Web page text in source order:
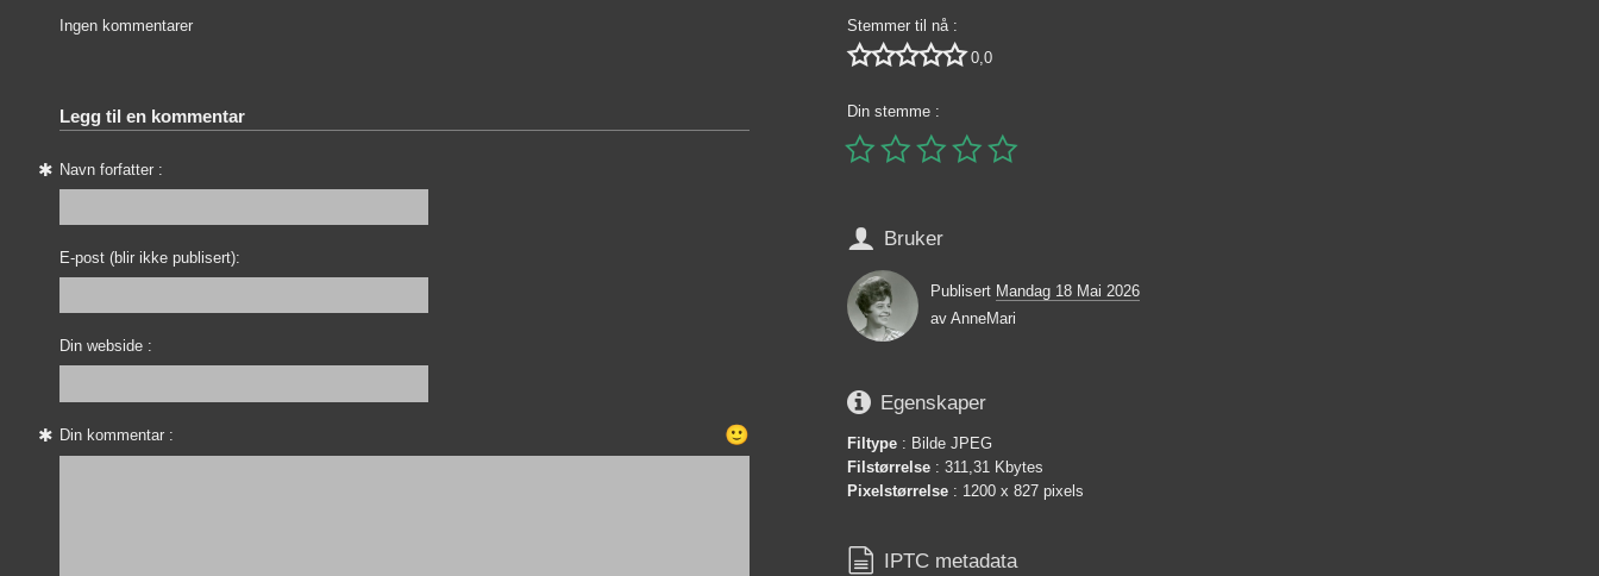
Stemmer til nå :
 0,0
Din stemme :

 Bruker
Publisert Mandag 18 Mai 2026
av AnneMari
 Egenskaper
Filtype : Bilde JPEG
Filstørrelse : 311,31 Kbytes
Pixelstørrelse : 1200 x 827 pixels
 IPTC metadata
Ingen kommentarer
Legg til en kommentar
Navn forfatter :
E-post (blir ikke publisert):
Din webside :
Din kommentar : 🙂